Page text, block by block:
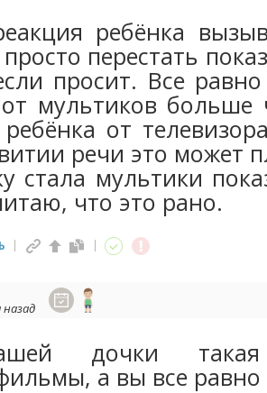
ребёнка
перестать
просит. Все
мультиков
от
речи это может
стала мультики
что это рано.
назад
дочки
а вы все равно